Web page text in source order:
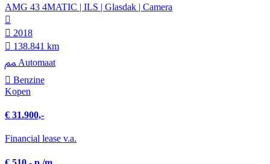
AMG 43 4MATIC | ILS | Glasdak | Camera
2018
138.841 km
Automaat
Benzine
Kopen
€ 31.900,-
Financial lease v.a.